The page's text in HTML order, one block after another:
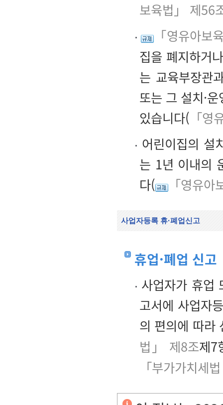
보육법」 제56
「영유아보
집을 폐지하거
는 교육부장관
또는 그 설치·
있습니다( 「
어린이집의 설
는 1년 이내의
다(
「영유
사업자등록 휴·폐업신고
휴업·폐업 신고
사업자가 휴업
고서에 사업자
의 편의에 따라
법」 제8조제7
「부가가치세